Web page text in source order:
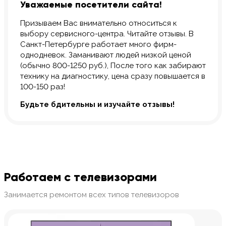
Уважаемые посетители сайта!
Призываем Вас внимательно относиться к
выбору сервисного-центра. Читайте отзывы. В
Санкт-Петербурге работает много фирм-
однодневок. Заманивают людей низкой ценой
(обычно 800-1250 руб.), После того как забирают
технику на диагностику, цена сразу повышается в
100-150 раз!
Будьте бдительны и изучайте отзывы!
Работаем с телевизорами
Занимается ремонтом всех типов телевизоров